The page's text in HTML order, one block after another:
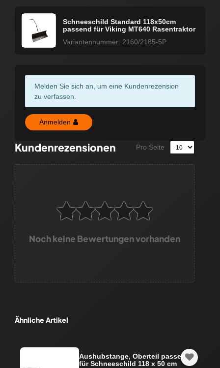
Schneeschild Standard 118x50cm
passend für Viking MT640 Rasentraktor
Variantennummer: 2160/2185-5P
Melden Sie sich an, um eine Kundenrezension
zu verfassen.
Anmelden
Kundenrezensionen Pro Seite
Noch keine Bewertungen vorhanden
Ähnliche Artikel
Aushubstange, Oberteil passend
für Schneeschild 118 x 50 cm